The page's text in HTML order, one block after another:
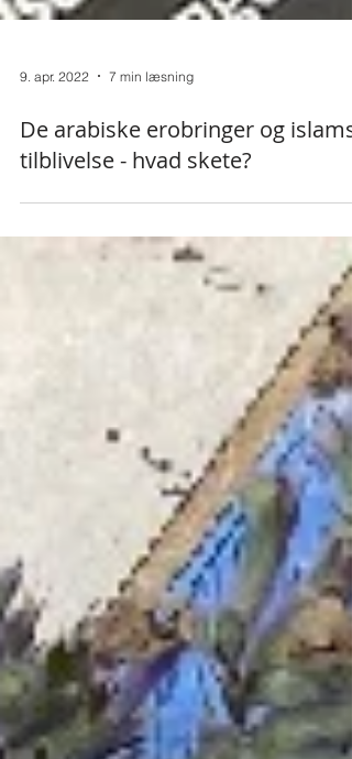
9. apr. 2022 7 min læsning
tilblivelse - hvad skete?